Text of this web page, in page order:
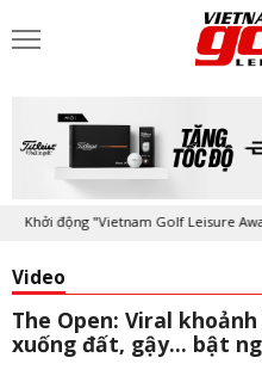
Khởi động "Vietnam Golf Leisure
Video
The Open: Viral
xuống đất, gậy… bật